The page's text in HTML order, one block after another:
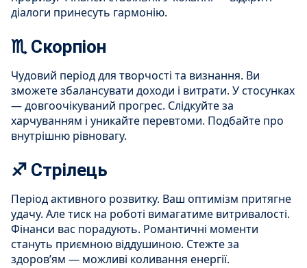
діалоги принесуть гармонію.
♏ Скорпіон
Чудовий період для творчості та визнання. Ви
зможете збалансувати доходи і витрати. У стосунках
— довгоочікуваний прогрес. Слідкуйте за
харчуванням і уникайте перевтоми. Подбайте про
внутрішню рівновагу.
♐ Стрілець
Період активного розвитку. Ваш оптимізм притягне
удачу. Але тиск на роботі вимагатиме витривалості.
Фінанси вас порадують. Романтичні моменти
стануть приємною віддушиною. Стежте за
здоров’ям — можливі коливання енергії.